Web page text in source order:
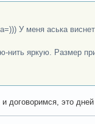
У меня аська
нить яркую. Размер
договоримся, это